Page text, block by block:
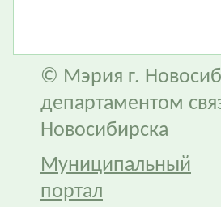
© Мэрия г.
департаментом
Новосибирска
Муниципальный
портал